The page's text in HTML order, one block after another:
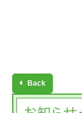
Back